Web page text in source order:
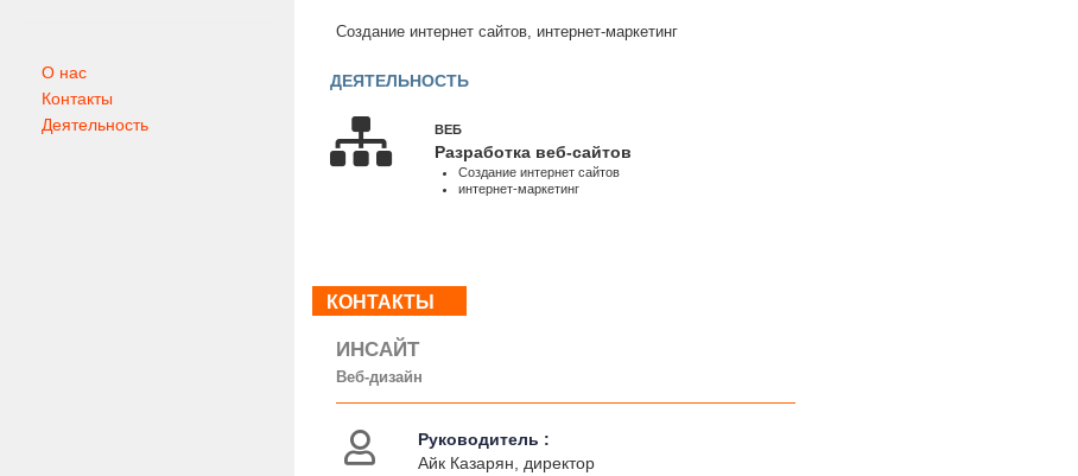
О нас
Контакты
Деятельность
Создание интернет сайтов, интернет-маркетинг
ДЕЯТЕЛЬНОСТЬ
ВЕБ
Разработка веб-сайтов
Создание интернет сайтов
интернет-маркетинг
КОНТАКТЫ
ИНСАЙТ
Веб-дизайн
Руководитель :
Айк Казарян, директор